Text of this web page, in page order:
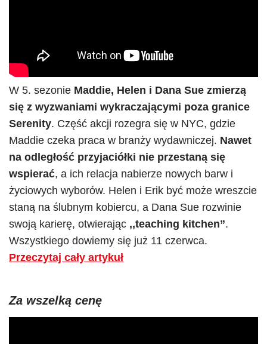
W 5. sezonie Maddie, Helen i Dana Sue zmierzą
się z wyzwaniami wykraczającymi poza granice
Serenity. Część akcji rozegra się w NYC, gdzie
Maddie czeka praca w branży wydawniczej. Nawet
na odległość przyjaciółki nie przestaną się
wspierać, a ich relacja nabierze nowych barw i
życiowych wyborów. Helen i Erik być może wreszcie
staną na ślubnym kobiercu, a Dana Sue rozwinie
swoją karierę, otwierając ,,teaching kitchen”.
Wszystkiego dowiemy się już 11 czerwca.
Przeczytaj cały artykuł
Za wszelką cenę